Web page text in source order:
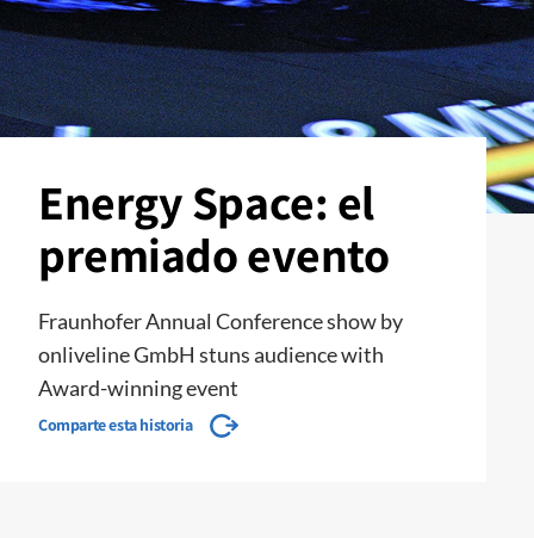
Energy Space: el
premiado evento
Fraunhofer Annual Conference show by
onliveline GmbH stuns audience with
Award-winning event
Comparte esta historia